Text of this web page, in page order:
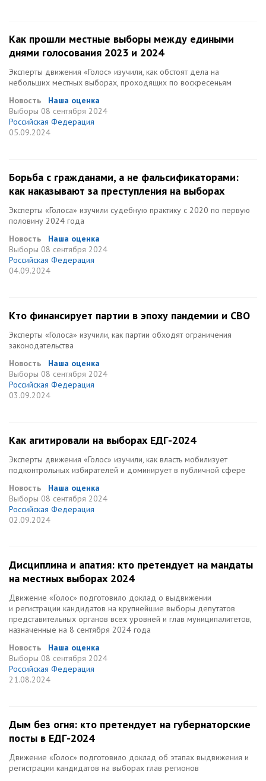
Как прошли местные выборы между едиными
днями голосования 2023 и 2024
Эксперты движения «Голос» изучили, как обстоят дела на
небольших местных выборах, проходящих по воскресеньям
Новость
Наша оценка
Выборы 08 сентября 2024
Российская Федерация
05.09.2024
Борьба с гражданами, а не фальсификаторами:
как наказывают за преступления на выборах
Эксперты «Голоса» изучили судебную практику с 2020 по первую
половину 2024 года
Новость
Наша оценка
Выборы 08 сентября 2024
Российская Федерация
04.09.2024
Кто финансирует партии в эпоху пандемии и СВО
Эксперты «Голоса» изучили, как партии обходят ограничения
законодательства
Новость
Наша оценка
Выборы 08 сентября 2024
Российская Федерация
03.09.2024
Как агитировали на выборах ЕДГ-2024
Эксперты движения «Голос» изучили, как власть мобилизует
подконтрольных избирателей и доминирует в публичной сфере
Новость
Наша оценка
Выборы 08 сентября 2024
Российская Федерация
02.09.2024
Дисциплина и апатия: кто претендует на мандаты
на местных выборах 2024
Движение «Голос» подготовило доклад о выдвижении
и регистрации кандидатов на крупнейшие выборы депутатов
представительных органов всех уровней и глав муниципалитетов,
назначенные на 8 сентября 2024 года
Новость
Наша оценка
Выборы 08 сентября 2024
Российская Федерация
21.08.2024
Дым без огня: кто претендует на губернаторские
посты в ЕДГ-2024
Движение «Голос» подготовило доклад об этапах выдвижения и
регистрации кандидатов на выборах глав регионов